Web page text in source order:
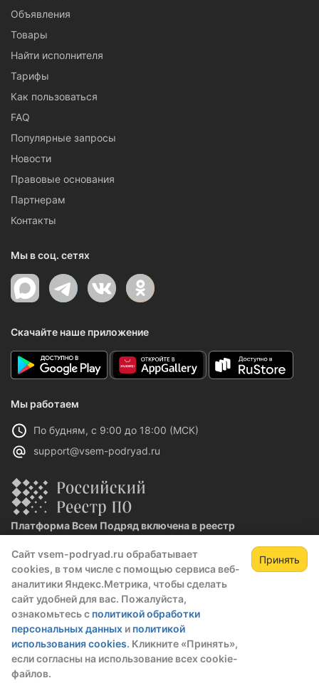
Сайт vsem-podryad.ru обрабатывает
cookies, в том числе с помощью сервиса веб-
аналитики Яндекс.Метрика, чтобы сделать
сайт удобней для вас. Пожалуйста,
ознакомьтесь с политикой обработки
персональных данных и политикой
использования cookies. Кликните «Принять»,
если согласны на использование всех cookie-
файлов.
Принять
Объявления
Товары
Найти исполнителя
Тарифы
Как пользоваться
FAQ
Популярные запросы
Новости
Правовые основания
Партнерам
Контакты
Мы в соц. сетях
Скачайте наше приложение
Мы работаем
По будням, с 9:00 до 18:00 (МСК)
support@vsem-podryad.ru
Платформа Всем Подряд включена в реестр
Реестровая запись №32021 от 06.02.2026
Политика конфиденциальности
О компании
© 2016 — 2026 ООО "Промтех"